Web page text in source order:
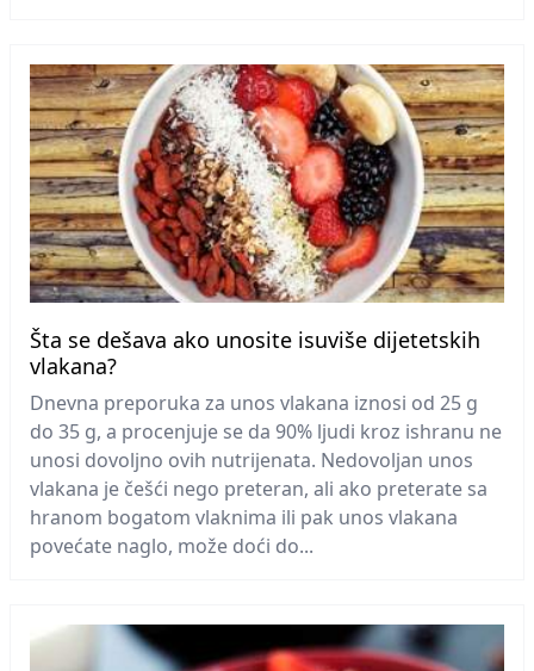
Šta se dešava ako unosite isuviše dijetetskih
vlakana?
Dnevna preporuka za unos vlakana iznosi od 25 g
do 35 g, a procenjuje se da 90% ljudi kroz ishranu ne
unosi dovoljno ovih nutrijenata. Nedovoljan unos
vlakana je češći nego preteran, ali ako preterate sa
hranom bogatom vlaknima ili pak unos vlakana
povećate naglo, može doći do...